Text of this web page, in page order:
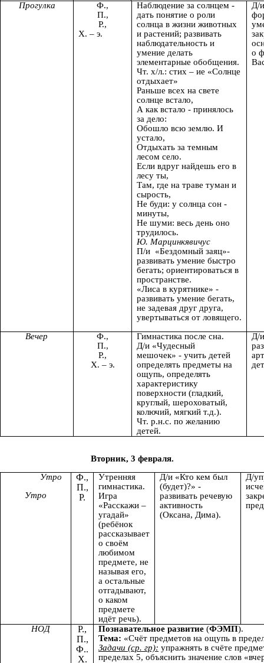
Прогулка
Ф.,
П.,
Р.,
Х. – э.
Наблюдение за солнцем -
дать понятие о роли
солнца в жизни животных
и растений; развивать
наблюдательность и
умение делать
элементарные обобщения.
Чт. х/л.: стих – ие «Солнце
отдыхает»
Раньше всех на свете
солнце встало,
А как встало - принялось
за дело:
Обошло всю землю. И
устало,
Отдыхать за темным
лесом село.
Если вдруг найдешь его в
лесу ты,
Там, где на траве туман и
сырость,
Не буди: у солнца сон -
минуты,
Не шуми: весь день оно
трудилось.
Ю. Марцинкявичус
П/и «Бездомный заяц»-
развивать умение быстро
бегать; ориентироваться в
пространстве.
«Лиса в курятнике» -
развивать умение бегать,
не задевая друг друга,
увертываться от ловящего.
Д/
о
Вечер
Ф.,
П.,
Р.,
Х. – э.
Гимнастика после сна.
Д/и «Чудесный
мешочек» - учить детей
определять предметы на
ощупь, определять
характеристику
поверхности (гладкий,
круглый, шероховатый,
колючий, мягкий т.д.).
Чт. р.н.с. по желанию
детей.
Д/
Вторник, 3 февраля.
Утро
Утро
Ф.,
П.,
Р.
Утренняя
гимнастика.
Игра
«Расскажи –
угадай»
(ребёнок
рассказывает
о своём
любимом
предмете, не
называя его,
а остальные
отгадывают,
о каком
предмете
идёт речь).
Д/и «Кто кем был
(будет)?» -
развивать речевую
активность
(Оксана, Дима).
Д/
НОД
Р.,
П.,
Ф..
Х.
Познавательное развитие (ФЭМП).
Тема: «Счёт предметов на ощупь в
Задачи (ср. гр): упражнять в счёте
пределах 5, объяснить значение слов